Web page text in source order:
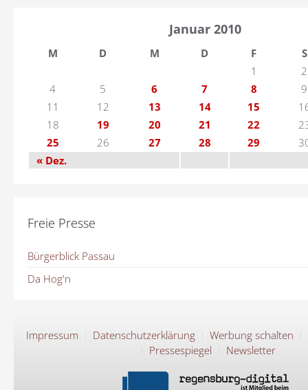
Januar 2010
M D M D F
S
1
2
4
5 6 7 8
9
11
12 13 14 15
18
19 20 21 22
25
26 27 28 29
« Dez.
Freie Presse
Bürgerblick Passau
Da Hog'n
Impressum Datenschutzerklärung
Werbung schalten
Pressespiegel
Newsletter